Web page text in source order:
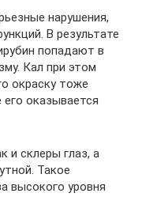
нарушения,
В результате
попадают в
Кал при этом
окраску тоже
оказывается
и склеры глаз, а
Такое
высокого уровня